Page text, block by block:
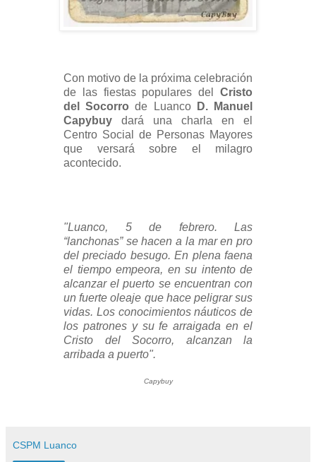
Con motivo de la próxima celebración
de las fiestas populares del Cristo
del Socorro de Luanco
D. Manuel
Capybuy dará una charla en el
Centro Social de Personas Mayores
que versará sobre el milagro
acontecido.
"Luanco, 5 de febrero. Las
“lanchonas” se hacen a la mar en pro
del preciado besugo. En plena faena
el tiempo empeora, en su intento de
alcanzar el puerto se encuentran con
un fuerte oleaje que hace peligrar sus
vidas. Los conocimientos náuticos de
los patrones y su fe arraigada en el
Cristo del Socorro, alcanzan la
arribada a puerto".
Capybuy
CSPM Luanco